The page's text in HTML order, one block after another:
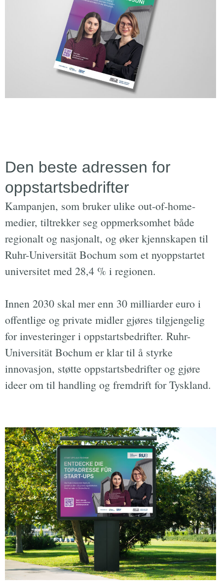
Den beste adressen for
oppstartsbedrifter
Kampanjen, som bruker ulike out-of-home-
medier, tiltrekker seg oppmerksomhet både
regionalt og nasjonalt, og øker kjennskapen til
Ruhr-Universität Bochum som et nyoppstartet
universitet med 28,4 % i regionen.
Innen 2030 skal mer enn 30 milliarder euro i
offentlige og private midler gjøres tilgjengelig
for investeringer i oppstartsbedrifter. Ruhr-
Universität Bochum er klar til å styrke
innovasjon, støtte oppstartsbedrifter og gjøre
ideer om til handling og fremdrift for Tyskland.